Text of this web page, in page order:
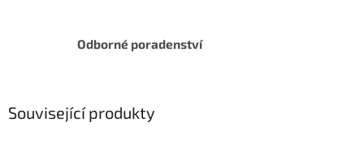
Odborné poradenství
Související produkty